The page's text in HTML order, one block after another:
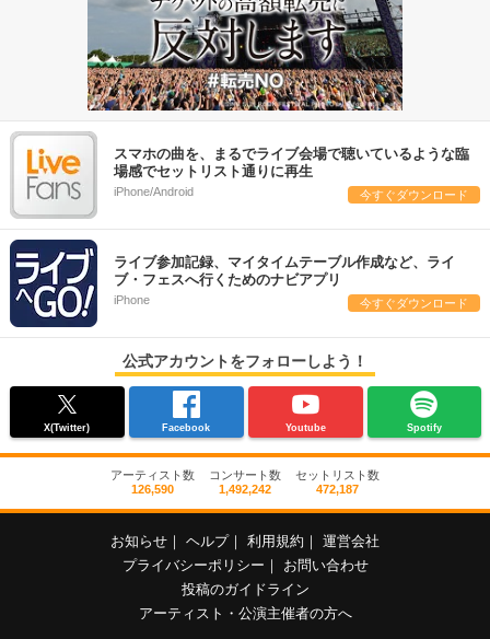
スマホの曲を、まるでライブ会場で聴いているような臨
場感でセットリスト通りに再生
iPhone/Android 今すぐダウンロード
ライブ参加記録、マイタイムテーブル作成など、ライ
ブ・フェスへ行くためのナビアプリ
iPhone 今すぐダウンロード
公式アカウントをフォローしよう！
X(Twitter) Facebook Youtube Spotify
アーティスト数
126,590
コンサート数
1,492,242
セットリスト数
472,187
お知らせ ヘルプ 利用規約
運営会社
プライバシーポリシー
お問い合わせ
投稿のガイドライン
アーティスト・公演主催者の方へ